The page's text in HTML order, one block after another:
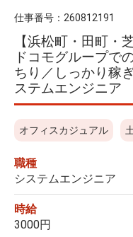
仕事番号： 260812191
【浜松町・田町・
ドコモグループで
ちり／しっかり稼
ステムエンジニア
オフィスカジュアル
職種
システムエンジニア
時給
3000円